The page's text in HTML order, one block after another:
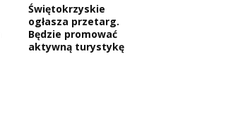
Świętokrzyskie
ogłasza przetarg.
Będzie promować
aktywną turystykę